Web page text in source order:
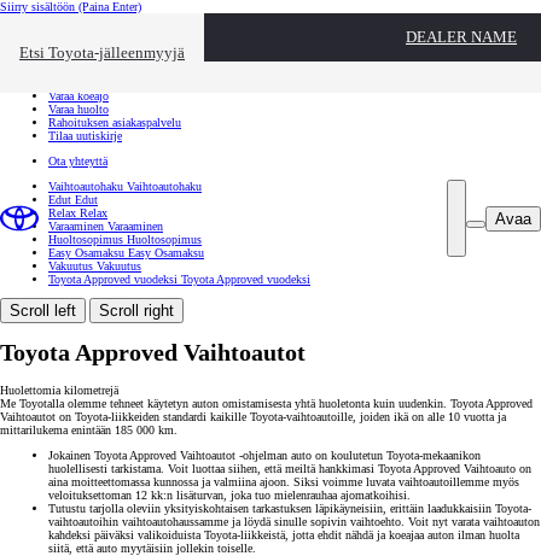
Siirry sisältöön (Paina Enter)
Etsi Toyota-jälleenmyyjä
DEALER NAME
Toyota palvelee Sulje
Varaa koeajo
Varaa huolto
Rahoituksen asiakaspalvelu
Tilaa uutiskirje
Ota yhteyttä
Avaa
Vaihtoautohaku Vaihtoautohaku
Edut Edut
Relax Relax
Varaaminen Varaaminen
Huoltosopimus Huoltosopimus
Easy Osamaksu Easy Osamaksu
Vakuutus Vakuutus
Toyota Approved vuodeksi Toyota Approved vuodeksi
Scroll left Scroll right
Toyota Approved Vaihtoautot
Huolettomia kilometrejä
Me Toyotalla olemme tehneet käytetyn auton omistamisesta yhtä huoletonta kuin uudenkin. Toyota Approved
Vaihtoautot on Toyota-liikkeiden standardi kaikille Toyota-vaihtoautoille, joiden ikä on alle 10 vuotta ja
mittarilukema enintään 185 000 km.
Jokainen Toyota Approved Vaihtoautot -ohjelman auto on koulutetun Toyota-mekaanikon
huolellisesti tarkistama. Voit luottaa siihen, että meiltä hankkimasi Toyota Approved Vaihtoauto on
aina moitteettomassa kunnossa ja valmiina ajoon. Siksi voimme luvata vaihtoautoillemme myös
veloituksettoman 12 kk:n lisäturvan, joka tuo mielenrauhaa ajomatkoihisi.
Tutustu tarjolla oleviin yksityiskohtaisen tarkastuksen läpikäyneisiin, erittäin laadukkaisiin Toyota-
vaihtoautoihin vaihtoautohaussamme ja löydä sinulle sopivin vaihtoehto. Voit nyt varata vaihtoauton
kahdeksi päiväksi valikoiduista Toyota-liikkeistä, jotta ehdit nähdä ja koeajaa auton ilman huolta
siitä, että auto myytäisiin jollekin toiselle.